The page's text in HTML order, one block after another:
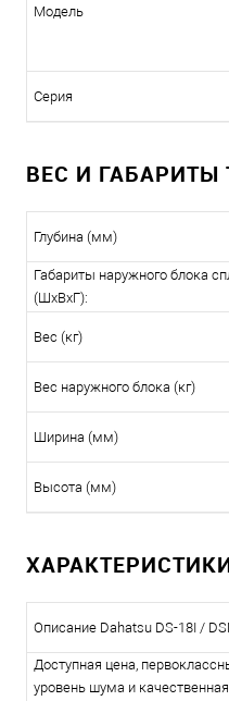
Модель
Серия
ВЕС И ГАБАРИТЫ
Глубина (мм)
Габариты наружного блока
(ШxВxГ):
Вес (кг)
Вес наружного блока (кг)
Ширина (мм)
Высота (мм)
Описание Dahatsu DS-18I /
Доступная цена,
уровень шума и